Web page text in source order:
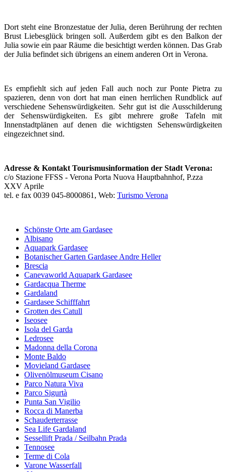
Dort steht eine Bronzestatue der Julia, deren Berührung der rechten
Brust Liebesglück bringen soll. Außerdem gibt es den Balkon der
Julia sowie ein paar Räume die besichtigt werden können. Das Grab
der Julia befindet sich übrigens an einem anderen Ort in Verona.
Es empfiehlt sich auf jeden Fall auch noch zur Ponte Pietra zu
spazieren, denn von dort hat man einen herrlichen Rundblick auf
verschiedene Sehenswürdigkeiten. Sehr gut ist die Ausschilderung
der Sehenswürdigkeiten. Es gibt mehrere große Tafeln mit
Innenstadtplänen auf denen die wichtigsten Sehenswürdigkeiten
eingezeichnet sind.
Adresse & Kontakt Tourismusinformation der Stadt Verona:
c/o Stazione FFSS - Verona Porta Nuova Hauptbahnhof, P.zza
XXV Aprile
tel. e fax 0039 045-8000861, Web: Turismo Verona
Schönste Orte am Gardasee
Albisano
Aquapark Gardasee
Botanischer Garten Gardasee Andre Heller
Brescia
Canevaworld Aquapark Gardasee
Gardacqua Therme
Gardaland
Gardasee Schifffahrt
Grotten des Catull
Iseosee
Isola del Garda
Ledrosee
Madonna della Corona
Monte Baldo
Movieland Gardasee
Olivenölmuseum Cisano
Parco Natura Viva
Parco Sigurtà
Punta San Vigilio
Rocca di Manerba
Schauderterrasse
Sea Life Gardaland
Sessellift Prada / Seilbahn Prada
Tennosee
Terme di Cola
Varone Wasserfall